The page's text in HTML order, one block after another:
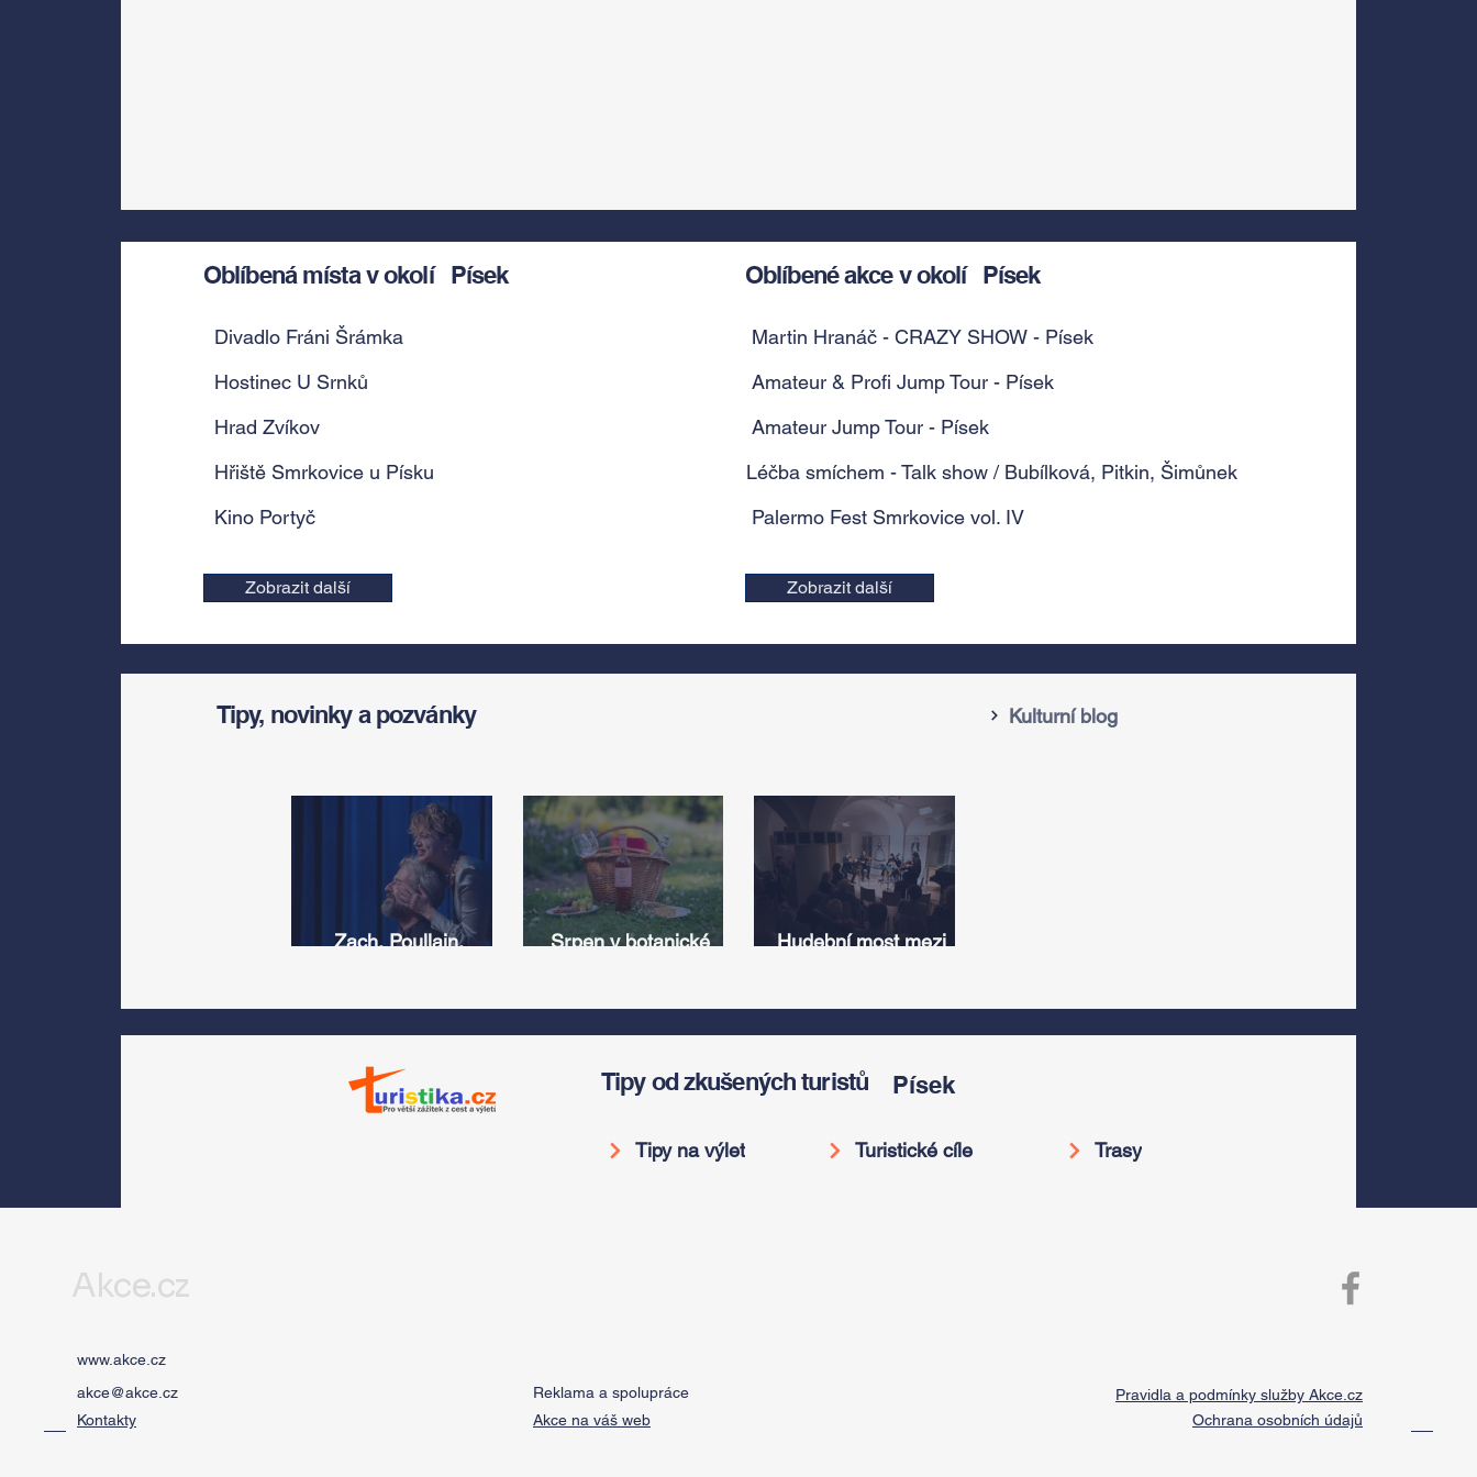
Oblíbená místa v okolí Písek
Divadlo Fráni Šrámka
Hostinec U Srnků
Hrad Zvíkov
Hřiště Smrkovice u Písku
Kino Portyč
Zobrazit další
Oblíbené akce v okolí Písek
Martin Hranáč - CRAZY SHOW - Písek
Amateur & Profi Jump Tour - Písek
Amateur Jump Tour - Písek
Léčba smíchem - Talk show / Bubílková, Pitkin, Šimůnek
Palermo Fest Smrkovice vol. IV
Zobrazit další
Tipy, novinky a pozvánky Kulturní blog
Zach, Poullain,
srpnu představí s
Divadlem Bez zábradlí
Voděrádky u Říčan
Srpen v botanické
světa a vinařské
oslavy
Hudební most mezi
Antonína Dvořáka
ožije v jeho rodném
Tipy od zkušených turistů Písek
Tipy na výlet Turistické cíle Trasy
Akce.cz
www.akce.cz
akce@akce.cz
Kontakty
Reklama a spolupráce
Akce na váš web
Pravidla a podmínky služby Akce.cz
Ochrana osobních údajů